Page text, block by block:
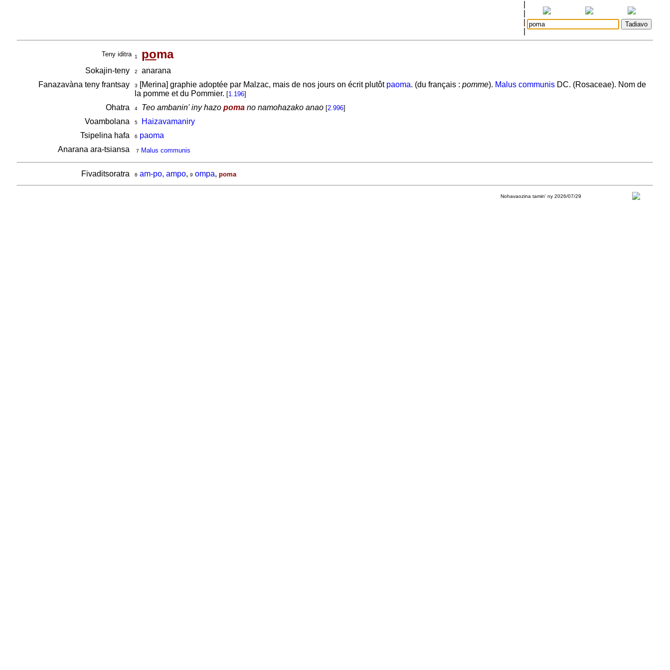
Teny iditra 1 poma
Sokajin-teny 2
anarana
Fanazavàna teny frantsay
3 [Merina] graphie adoptée par Malzac, mais de nos jours on écrit plutôt paoma. (du français : pomme). Malus communisDC. (Rosaceae). Nom de
la pomme et du Pommier. [1.196]
Ohatra 4 Teo ambanin' iny hazo pomano namohazako anao [2.996]
Voambolana 5
Haizavamaniry
Tsipelina hafa
6 paoma
Anarana ara-tsiansa
7 Malus communis
Fivaditsoratra 8 am-po, ampo, 9 ompa, poma
Nohavaozina tamin' ny 2026/07/29